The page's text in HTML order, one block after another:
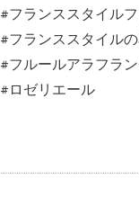
#フランススタイル
#フランススタイル
#フルールアラフラ
#ロゼリエール